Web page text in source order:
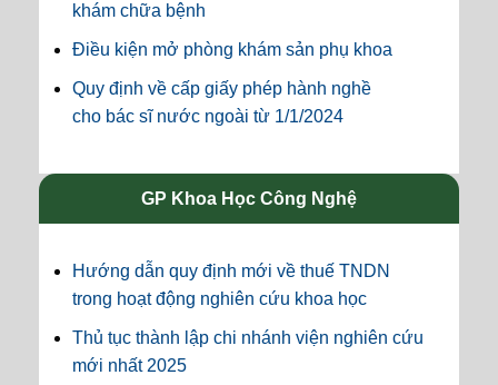
khám chữa bệnh
Điều kiện mở phòng khám sản phụ khoa
Quy định về cấp giấy phép hành nghề
cho bác sĩ nước ngoài từ 1/1/2024
GP Khoa Học Công Nghệ
Hướng dẫn quy định mới về thuế TNDN
trong hoạt động nghiên cứu khoa học
Thủ tục thành lập chi nhánh viện nghiên cứu
mới nhất 2025